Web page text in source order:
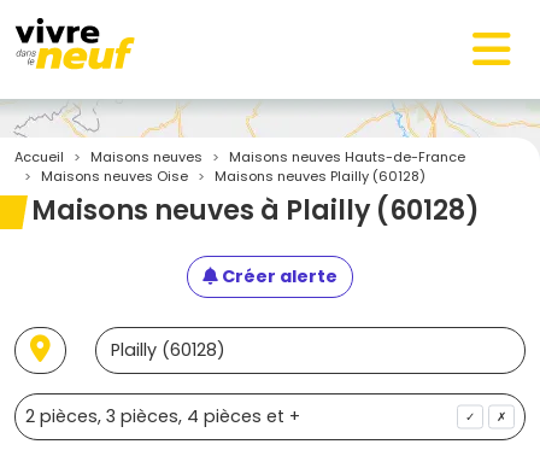
Accueil Maisons neuves
Maisons neuves Hauts-de-France
Maisons neuves Oise
Maisons neuves Plailly (60128)
Maisons neuves à Plailly (60128)
Créer alerte
✓ ✗